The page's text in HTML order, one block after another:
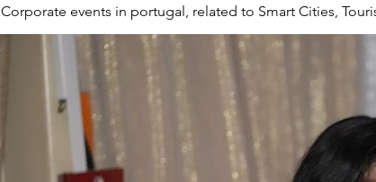
Corporate events in portugal, related to Smart Cities,